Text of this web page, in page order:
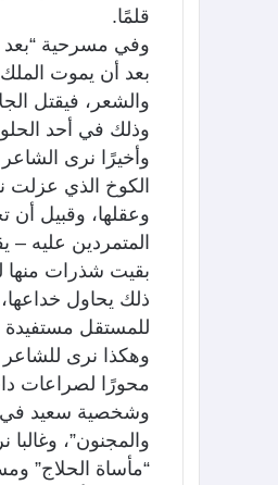
قلمًا.
وفي مسرحية “بعد
بعد أن يموت
والشعر، فيقتل
وذلك في أحد
وأخيرًا نرى
الكوخ الذي عزلت
وعقلها، وقبيل
المتمردين عليه
بقيت شذرات منها
ذلك يحاول
للمستقل
وهكذا نرى
محورًا لصراعات
وشخصية سعيد في
والمجنون”،
“مأساة الحلاج”